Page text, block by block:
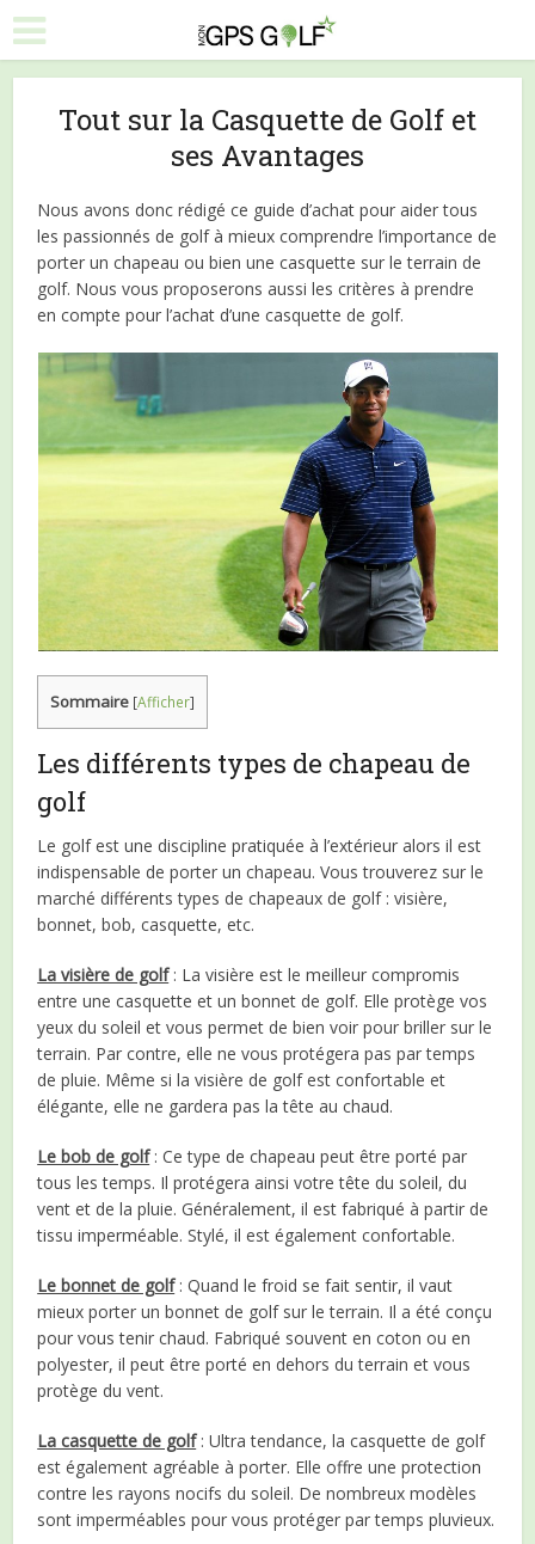
Tout sur la Casquette de Golf et
ses Avantages
Nous avons donc rédigé ce guide d’achat pour aider tous
les passionnés de golf à mieux comprendre l’importance de
porter un chapeau ou bien une casquette sur le terrain de
golf. Nous vous proposerons aussi les critères à prendre
en compte pour l’achat d’une casquette de golf.
Sommaire [Afficher]
Les différents types de chapeau de
golf
Le golf est une discipline pratiquée à l’extérieur alors il est
indispensable de porter un chapeau. Vous trouverez sur le
marché différents types de chapeaux de golf : visière,
bonnet, bob, casquette, etc.
La visière de golf: La visière est le meilleur compromis
entre une casquette et un bonnet de golf. Elle protège vos
yeux du soleil et vous permet de bien voir pour briller sur le
terrain. Par contre, elle ne vous protégera pas par temps
de pluie. Même si la visière de golf est confortable et
élégante, elle ne gardera pas la tête au chaud.
Le bob de golf: Ce type de chapeau peut être porté par
tous les temps. Il protégera ainsi votre tête du soleil, du
vent et de la pluie. Généralement, il est fabriqué à partir de
tissu imperméable. Stylé, il est également confortable.
Le bonnet de golf: Quand le froid se fait sentir, il vaut
mieux porter un bonnet de golf sur le terrain. Il a été conçu
pour vous tenir chaud. Fabriqué souvent en coton ou en
polyester, il peut être porté en dehors du terrain et vous
protège du vent.
La casquette de golf: Ultra tendance, la casquette de golf
est également agréable à porter. Elle offre une protection
contre les rayons nocifs du soleil. De nombreux modèles
sont imperméables pour vous protéger par temps pluvieux.